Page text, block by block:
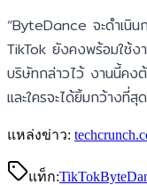
“ByteDance จะดำเนิน
TikTok ยังคงพร้อมใช้ง
บริษัทกล่าวไว้ งานนี้คง
และใครจะได้ยิ้มกว้างที่สุ
แหล่งข่าว:
แท็ก:TikTok